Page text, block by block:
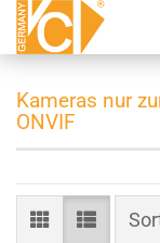
Kameras nur
ONVIF